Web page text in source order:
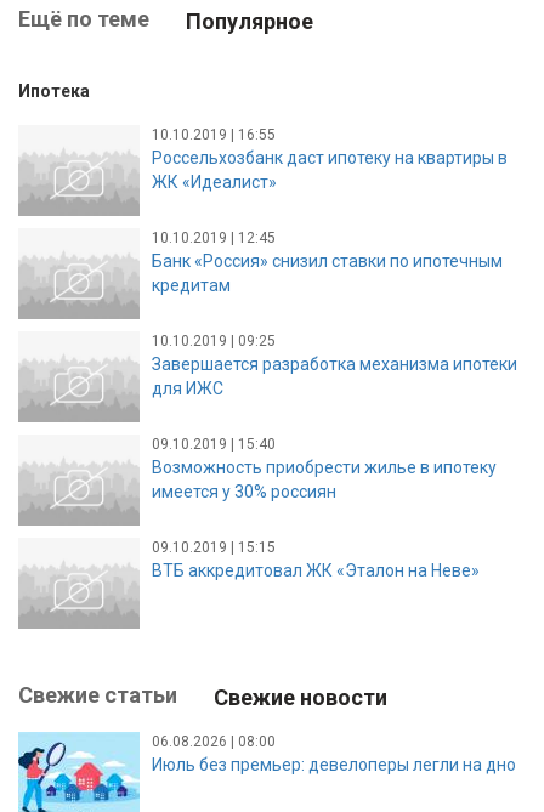
Ещё по теме Популярное
Ипотека
10.10.2019 | 16:55
Россельхозбанк даст ипотеку на квартиры в
ЖК «Идеалист»
10.10.2019 | 12:45
Банк «Россия» снизил ставки по ипотечным
кредитам
10.10.2019 | 09:25
Завершается разработка механизма ипотеки
для ИЖС
09.10.2019 | 15:40
Возможность приобрести жилье в ипотеку
имеется у 30% россиян
09.10.2019 | 15:15
ВТБ аккредитовал ЖК «Эталон на Неве»
Свежие статьи Свежие новости
06.08.2026 | 08:00
Июль без премьер: девелоперы легли на дно